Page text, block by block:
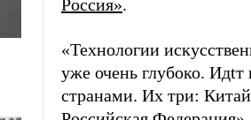
Россия».
«Технологии
уже очень глубоко.
странами. Их три: